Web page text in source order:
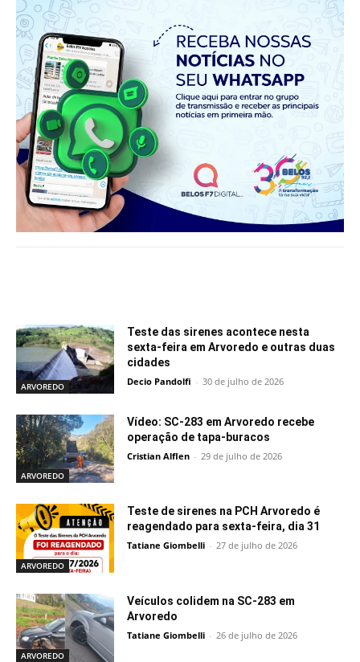
ARVOREDO
Teste das sirenes acontece nesta
sexta-feira em Arvoredo e outras duas
cidades
Decio Pandolfi - 30 de julho de 2026
ARVOREDO
Vídeo: SC-283 em Arvoredo recebe
operação de tapa-buracos
Cristian Alflen - 29 de julho de 2026
ARVOREDO
Teste de sirenes na PCH Arvoredo é
reagendado para sexta-feira, dia 31
Tatiane Giombelli - 27 de julho de 2026
ARVOREDO
Veículos colidem na SC-283 em
Arvoredo
Tatiane Giombelli - 26 de julho de 2026